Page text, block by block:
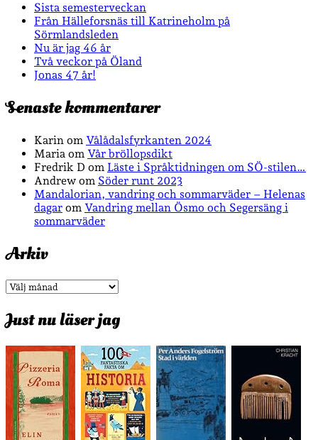
Sista semesterveckan
Från Hälleforsnäs till Katrineholm på
Sörmlandsleden
Nu är jag 46 år
Två veckor på Öland
Jonas 47 år!
Senaste kommentarer
Karin om Vålådalsfyrkanten 2024
Maria om Vår bröllopsdikt
Fredrik D om Läste i Språktidningen om SÖ-stilen…
Andrew om Söder runt 2023
Mandalorian, vandring och sommarväder – Helenas
dagar om Vandring mellan Ösmo och Segersäng i
sommarväder
Arkiv
Arkiv
Just nu läser jag